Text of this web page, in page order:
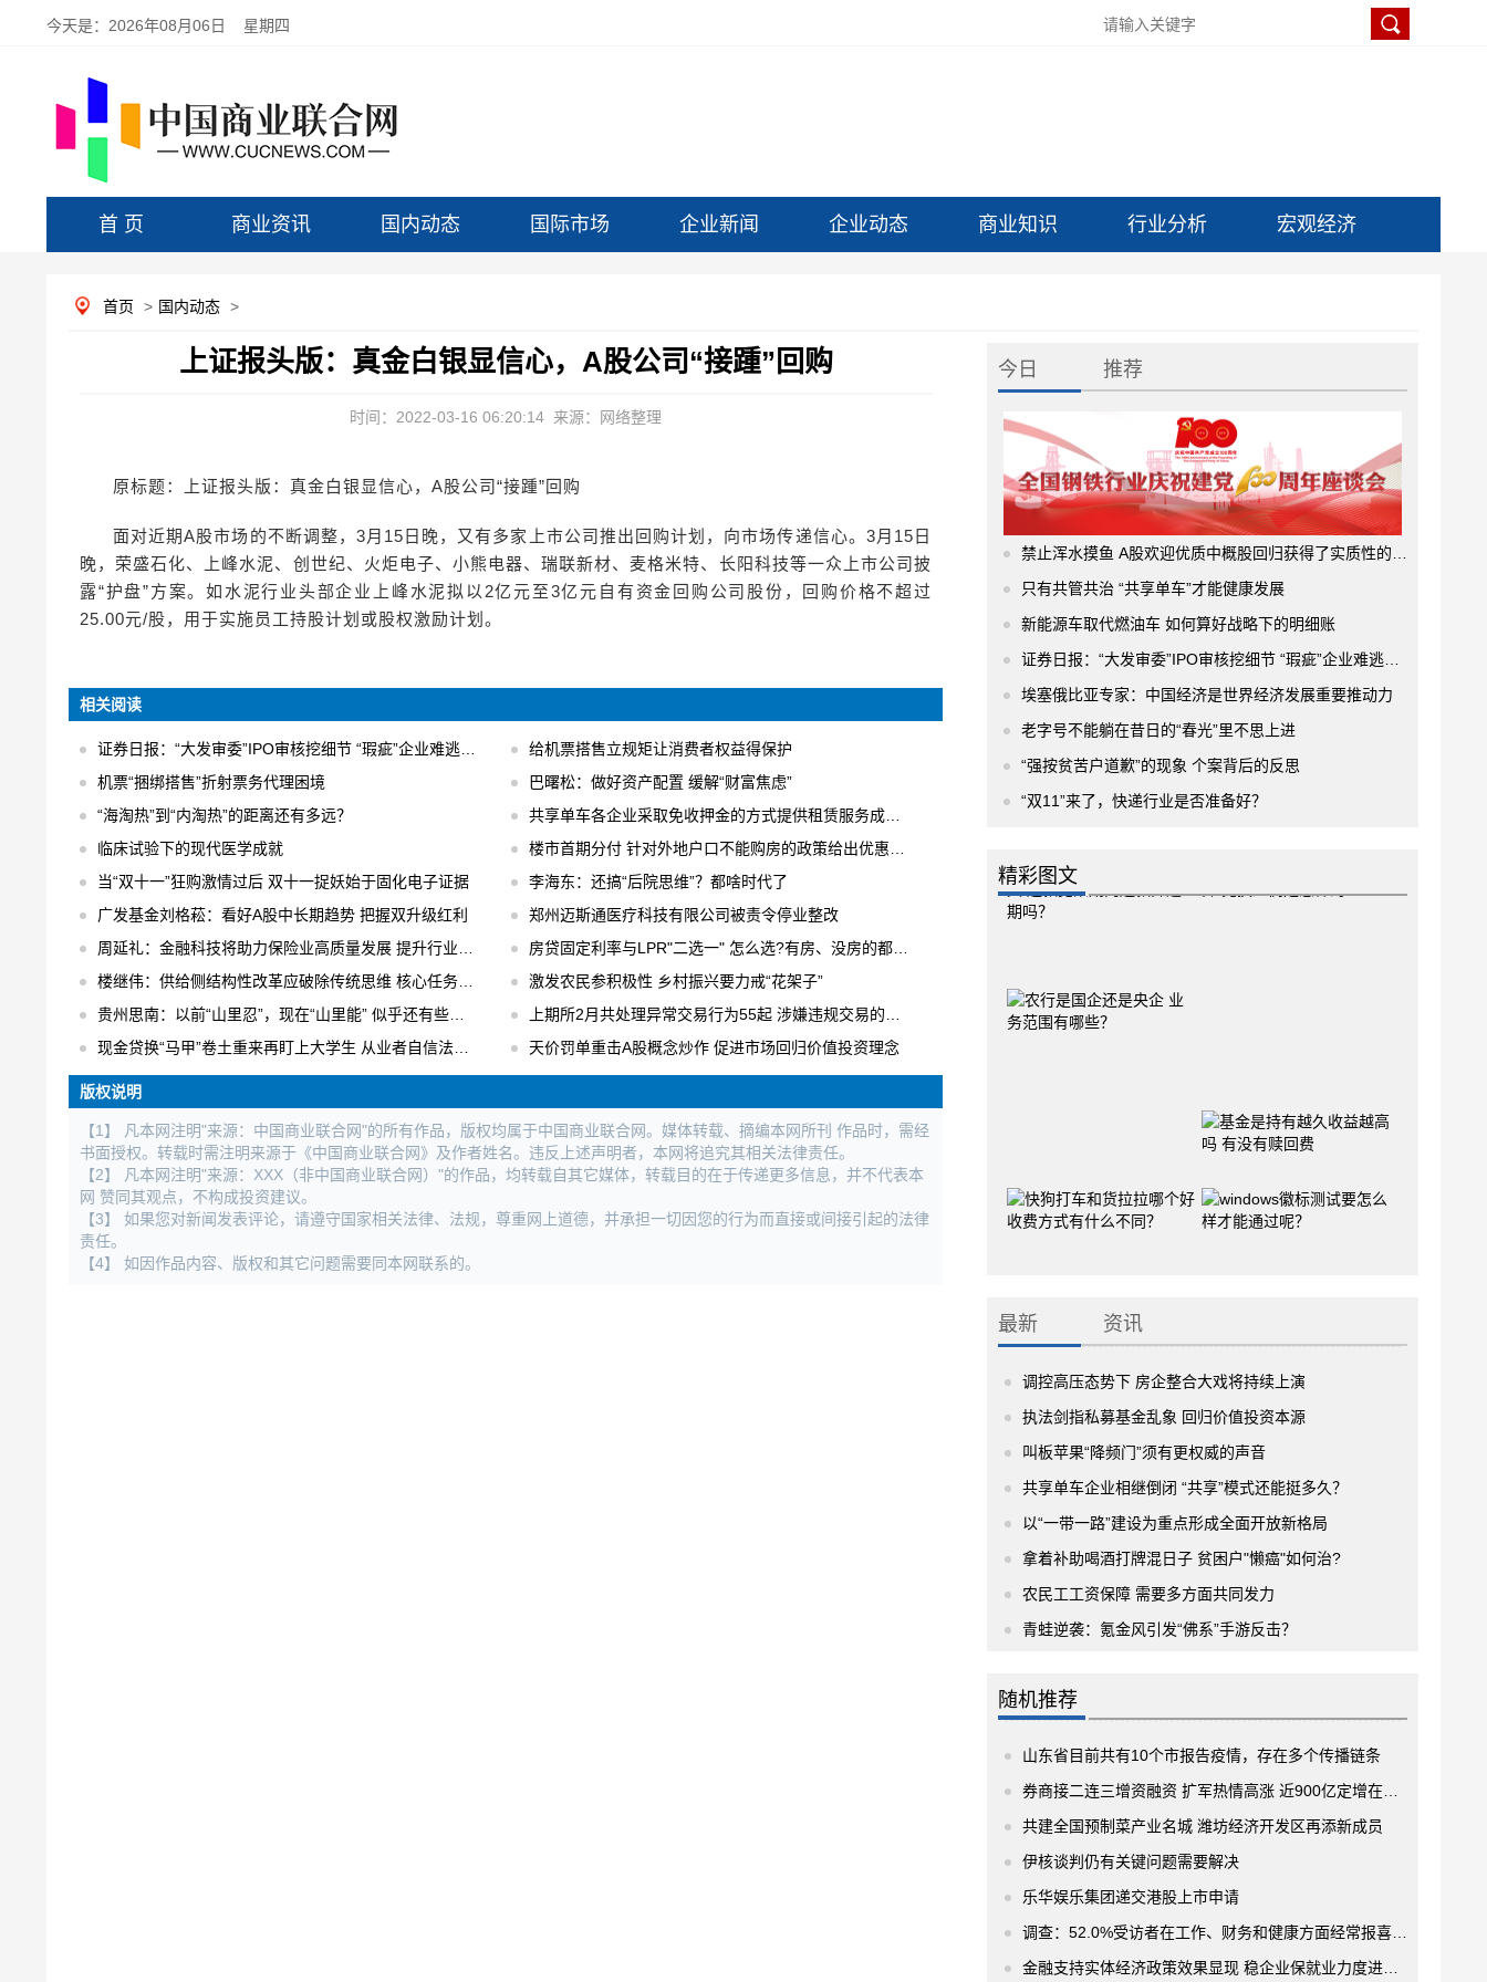
今天是： 2026年08月06日 星期四
首 页 商业资讯 国内动态 国际市场 企业新闻 企业动态 商业知识 行业分析 宏观经济
首页 > 国内动态 >
上证报头版：真金白银显信心，A股公司“接踵”回购
时间：2022-03-16 06:20:14 来源：网络整理
原标题：上证报头版：真金白银显信心，A股公司“接踵”回购
面对近期A股市场的不断调整，3月15日晚，又有多家上市公司推出回购计划，向市场传递信心。3月15日
晚，荣盛石化、上峰水泥、创世纪、火炬电子、小熊电器、瑞联新材、麦格米特、长阳科技等一众上市公司披
露“护盘”方案。如水泥行业头部企业上峰水泥拟以2亿元至3亿元自有资金回购公司股份，回购价格不超过
25.00元/股，用于实施员工持股计划或股权激励计划。
相关阅读
证券日报：“大发审委”IPO审核挖细节 “瑕疵”企业难逃法眼
给机票搭售立规矩让消费者权益得保护
机票“捆绑搭售”折射票务代理困境
巴曙松：做好资产配置 缓解“财富焦虑”
“海淘热”到“内淘热”的距离还有多远？
共享单车各企业采取免收押金的方式提供租赁服务成主流
临床试验下的现代医学成就
楼市首期分付 针对外地户口不能购房的政策给出优惠办法
当“双十一”狂购激情过后 双十一捉妖始于固化电子证据
李海东：还搞“后院思维”？都啥时代了
广发基金刘格菘：看好A股中长期趋势 把握双升级红利
郑州迈斯通医疗科技有限公司被责令停业整改
周延礼：金融科技将助力保险业高质量发展 提升行业业务效率
房贷固定利率与LPR"二选一" 怎么选?有房、没房的都要会算
楼继伟：供给侧结构性改革应破除传统思维 核心任务是“三去一降一补”
激发农民参积极性 乡村振兴要力戒“花架子”
贵州思南：以前“山里忍”，现在“山里能” 似乎还有些不适应
上期所2月共处理异常交易行为55起 涉嫌违规交易的行为进行立案调查
现金贷换“马甲”卷土重来再盯上大学生 从业者自信法规完全管不着
天价罚单重击A股概念炒作 促进市场回归价值投资理念
版权说明
【1】 凡本网注明"来源：中国商业联合网"的所有作品，版权均属于中国商业联合网。媒体转载、摘编本网所刊 作品时，需经
书面授权。转载时需注明来源于《中国商业联合网》及作者姓名。违反上述声明者，本网将追究其相关法律责任。
【2】 凡本网注明"来源：XXX（非中国商业联合网）"的作品，均转载自其它媒体，转载目的在于传递更多信息，并不代表本
网 赞同其观点，不构成投资建议。
【3】 如果您对新闻发表评论，请遵守国家相关法律、法规，尊重网上道德，并承担一切因您的行为而直接或间接引起的法律
责任。
【4】 如因作品内容、版权和其它问题需要同本网联系的。
今日 推荐
禁止浑水摸鱼 A股欢迎优质中概股回归获得了实质性的进展
只有共管共治 “共享单车”才能健康发展
新能源车取代燃油车 如何算好战略下的明细账
证券日报：“大发审委”IPO审核挖细节 “瑕疵”企业难逃法眼
埃塞俄比亚专家：中国经济是世界经济发展重要推动力
老字号不能躺在昔日的“春光”里不思上进
“强按贫苦户道歉”的现象 个案背后的反思
“双11”来了，快递行业是否准备好？
精彩图文
最新 资讯
调控高压态势下 房企整合大戏将持续上演
执法剑指私募基金乱象 回归价值投资本源
叫板苹果“降频门”须有更权威的声音
共享单车企业相继倒闭 “共享”模式还能挺多久？
以“一带一路”建设为重点形成全面开放新格局
拿着补助喝酒打牌混日子 贫困户"懒癌"如何治?
农民工工资保障 需要多方面共同发力
青蛙逆袭：氪金风引发“佛系”手游反击？
随机推荐
山东省目前共有10个市报告疫情，存在多个传播链条
券商接二连三增资融资 扩军热情高涨 近900亿定增在路上
共建全国预制菜产业名城 潍坊经济开发区再添新成员
伊核谈判仍有关键问题需要解决
乐华娱乐集团递交港股上市申请
调查：52.0%受访者在工作、财务和健康方面经常报喜不报忧
金融支持实体经济政策效果显现 稳企业保就业力度进一步加大